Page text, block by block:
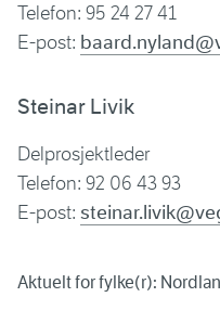
Telefon: 95 24 27 41
E-post:
Steinar Livik
Delprosjektleder
Telefon: 92 06 43 93
E-post:
Aktuelt for fylke(r):